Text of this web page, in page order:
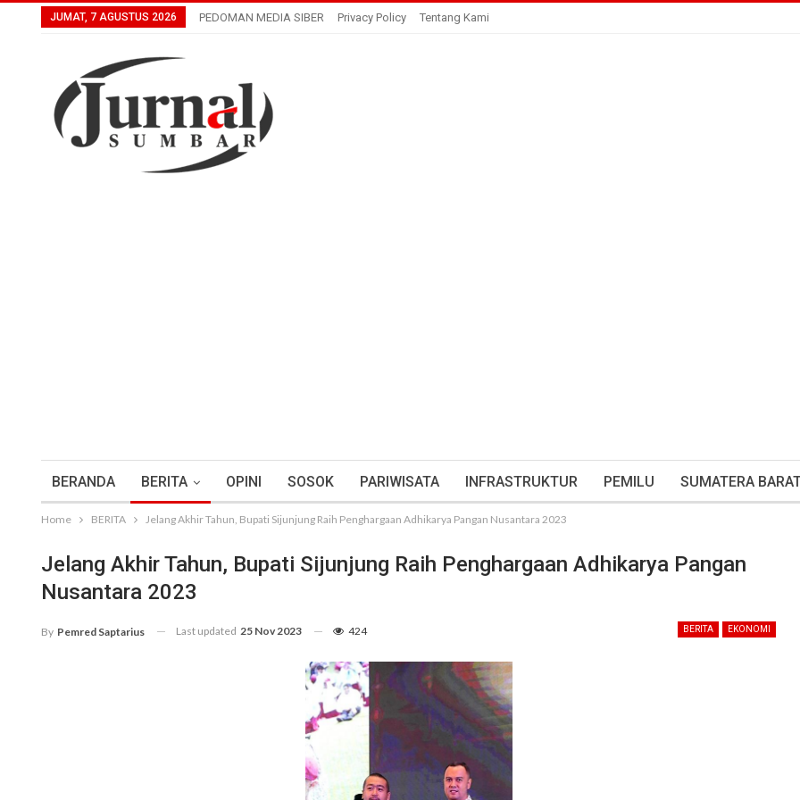
JUMAT, 7 AGUSTUS 2026 PEDOMAN MEDIA SIBER Privacy Policy Tentang Kami
BERANDA BERITA OPINI SOSOK PARIWISATA INFRASTRUKTUR PEMILU SUMATERA
Home BERITA Jelang Akhir Tahun, Bupati Sijunjung Raih Penghargaan Adhikarya Pangan Nusantara 2023
Jelang Akhir Tahun, Bupati Sijunjung Raih Penghargaan Adhikarya Pangan
Nusantara 2023
BERITA EKONOMI
By Pemred Saptarius Last updated 25 Nov 2023 424